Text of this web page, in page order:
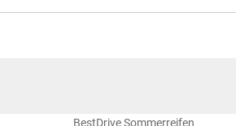
BestDrive Sommerreifen